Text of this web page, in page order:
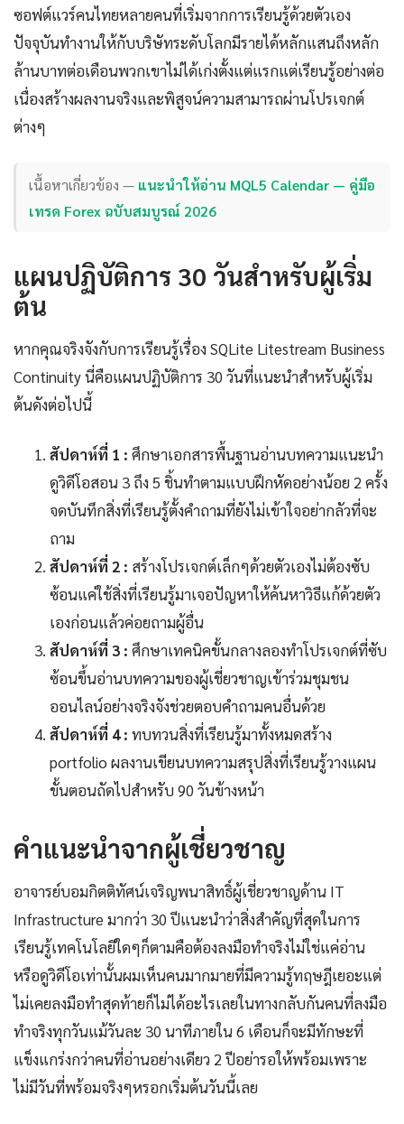
ซอฟต์แวร์คนไทยหลายคนที่เริ่มจากการเรียนรู้ด้วยตัวเอง
ปัจจุบันทำงานให้กับบริษัทระดับโลกมีรายได้หลักแสนถึงหลัก
ล้านบาทต่อเดือนพวกเขาไม่ได้เก่งตั้งแต่แรกแต่เรียนรู้อย่างต่อ
เนื่องสร้างผลงานจริงและพิสูจน์ความสามารถผ่านโปรเจกต์
ต่างๆ
เนื้อหาเกี่ยวข้อง — แนะนำให้อ่าน MQL5 Calendar — คู่มือ
เทรด Forex ฉบับสมบูรณ์ 2026
แผนปฏิบัติการ 30 วันสำหรับผู้เริ่ม
ต้น
หากคุณจริงจังกับการเรียนรู้เรื่อง SQLite Litestream Business
Continuity นี่คือแผนปฏิบัติการ 30 วันที่แนะนำสำหรับผู้เริ่ม
ต้นดังต่อไปนี้
สัปดาห์ที่ 1 : ศึกษาเอกสารพื้นฐานอ่านบทความแนะนำ
ดูวิดีโอสอน 3 ถึง 5 ชิ้นทำตามแบบฝึกหัดอย่างน้อย 2 ครั้ง
จดบันทึกสิ่งที่เรียนรู้ตั้งคำถามที่ยังไม่เข้าใจอย่ากลัวที่จะ
ถาม
สัปดาห์ที่ 2 : สร้างโปรเจกต์เล็กๆด้วยตัวเองไม่ต้องซับ
ซ้อนแค่ใช้สิ่งที่เรียนรู้มาเจอปัญหาให้ค้นหาวิธีแก้ด้วยตัว
เองก่อนแล้วค่อยถามผู้อื่น
สัปดาห์ที่ 3 : ศึกษาเทคนิคขั้นกลางลองทำโปรเจกต์ที่ซับ
ซ้อนขึ้นอ่านบทความของผู้เชี่ยวชาญเข้าร่วมชุมชน
ออนไลน์อย่างจริงจังช่วยตอบคำถามคนอื่นด้วย
สัปดาห์ที่ 4 : ทบทวนสิ่งที่เรียนรู้มาทั้งหมดสร้าง
portfolio ผลงานเขียนบทความสรุปสิ่งที่เรียนรู้วางแผน
ขั้นตอนถัดไปสำหรับ 90 วันข้างหน้า
คำแนะนำจากผู้เชี่ยวชาญ
อาจารย์บอมกิตติทัศน์เจริญพนาสิทธิ์ผู้เชี่ยวชาญด้าน IT
Infrastructure มากว่า 30 ปีแนะนำว่าสิ่งสำคัญที่สุดในการ
เรียนรู้เทคโนโลยีใดๆก็ตามคือต้องลงมือทำจริงไม่ใช่แค่อ่าน
หรือดูวิดีโอเท่านั้นผมเห็นคนมากมายที่มีความรู้ทฤษฎีเยอะแต่
ไม่เคยลงมือทำสุดท้ายก็ไม่ได้อะไรเลยในทางกลับกันคนที่ลงมือ
ทำจริงทุกวันแม้วันละ 30 นาทีภายใน 6 เดือนก็จะมีทักษะที่
แข็งแกร่งกว่าคนที่อ่านอย่างเดียว 2 ปีอย่ารอให้พร้อมเพราะ
ไม่มีวันที่พร้อมจริงๆหรอกเริ่มต้นวันนี้เลย